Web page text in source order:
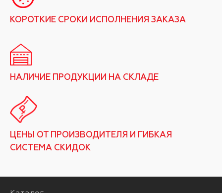
КОРОТКИЕ СРОКИ ИСПОЛНЕНИЯ ЗАКАЗА
НАЛИЧИЕ ПРОДУКЦИИ НА СКЛАДЕ
ЦЕНЫ ОТ ПРОИЗВОДИТЕЛЯ И ГИБКАЯ
СИСТЕМА СКИДОК